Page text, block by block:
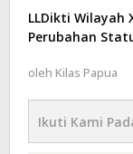
LLDikti Wilayah
Perubahan
oleh Kilas Papua
Ikuti Kami